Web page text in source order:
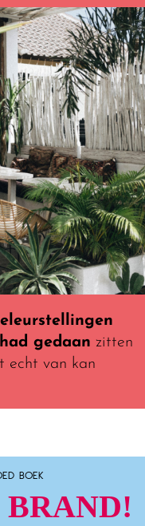
gedaan zitten
echt van kan
BOEK